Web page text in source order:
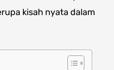
kisah nyata dalam